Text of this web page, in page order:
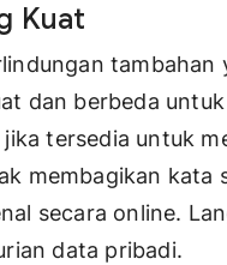
Kuat
dan berbeda
tersedia untuk
membagikan kata
secara online.
data pribadi.